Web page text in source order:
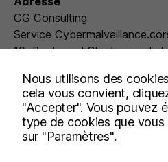
CG Consulting
Service
10, Boulevard Stephanopoli
Heures d’ouverture
Du lundi au vendredi : 9h00-
Nous utilisons des
cela vous convient,
"Accepter". Vous pouvez
type de cookies que
sur "Paramètres".